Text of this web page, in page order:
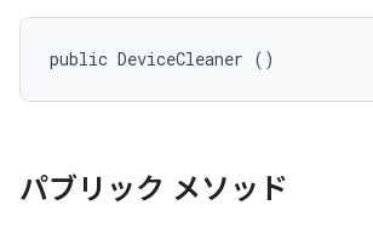
public DeviceCleaner ()
パブリック メソッド